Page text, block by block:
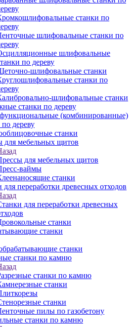
станки по
шлифовальные станки по
шлифовальные
по дереву
шлифовальные станки
станки по
шлифовальные станки
станки по дереву
(комбинированные)
по дереву
станки
для мебельных щитов
для мебельных щитов
ваймы
станки
для переработки древесных отходов
для переработки древесных
станки
станки
станки
станки по камню
станки по камню
станки
станки
пилы по газобетону
станки по камню